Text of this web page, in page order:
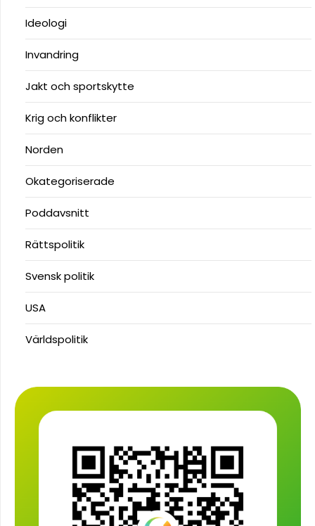
Ideologi
Invandring
Jakt och sportskytte
Krig och konflikter
Norden
Okategoriserade
Poddavsnitt
Rättspolitik
Svensk politik
USA
Världspolitik